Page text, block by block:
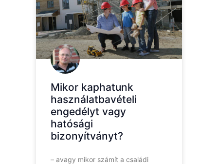
Mikor kaphatunk
használatbavételi
engedélyt vagy
hatósági
bizonyítványt?
– avagy mikor számít a családi